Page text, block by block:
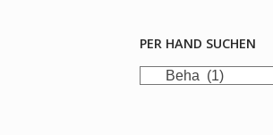
PER HAND SUCHEN